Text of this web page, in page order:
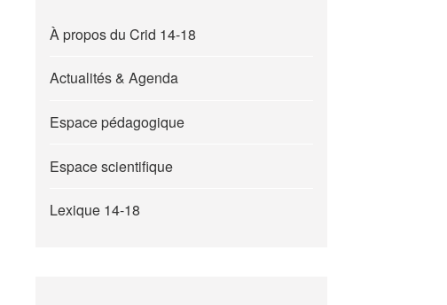
À propos du Crid 14-18
Actualités & Agenda
Espace pédagogique
Espace scientifique
Lexique 14-18